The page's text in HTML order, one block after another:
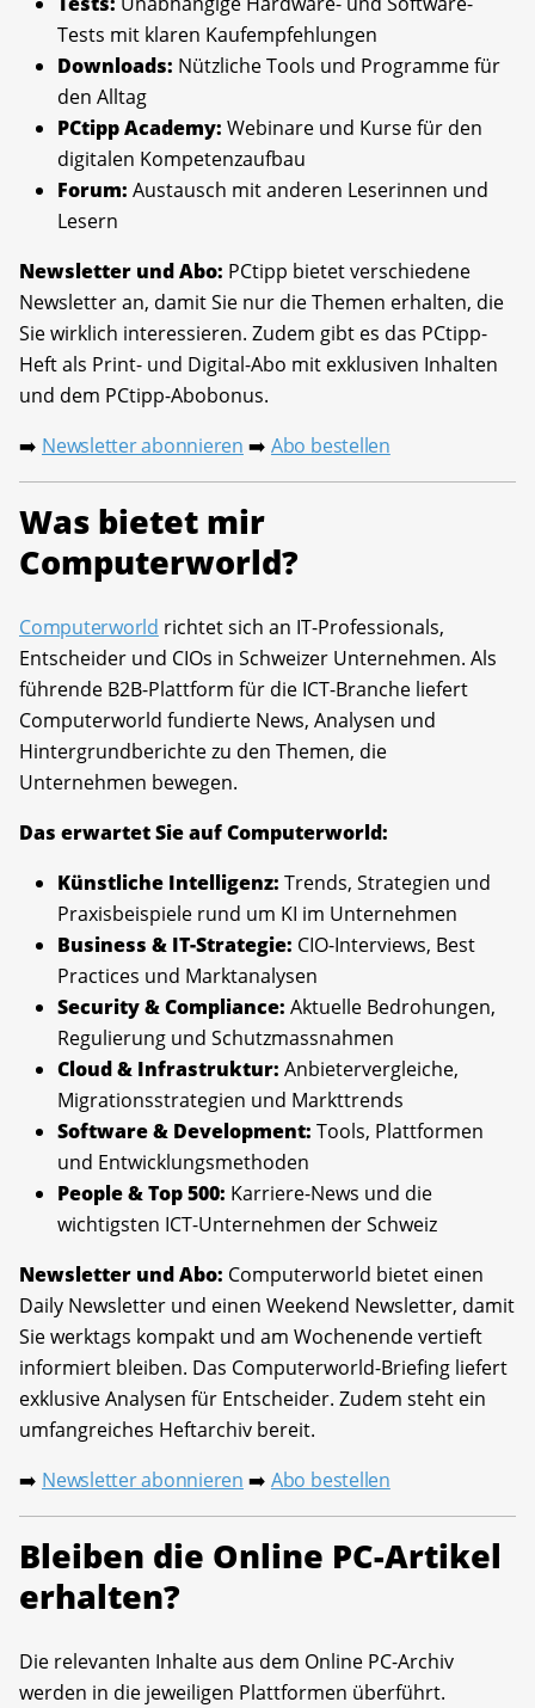
Tests mit klaren Kaufempfehlungen
Downloads: Nützliche Tools und Programme für
den Alltag
PCtipp Academy: Webinare und Kurse für den
digitalen Kompetenzaufbau
Forum: Austausch mit anderen Leserinnen und
Lesern
Newsletter und Abo: PCtipp bietet verschiedene
Newsletter an, damit Sie nur die Themen erhalten, die
Sie wirklich interessieren. Zudem gibt es das PCtipp-
Heft als Print- und Digital-Abo mit exklusiven Inhalten
und dem PCtipp-Abobonus.
➡️ Newsletter abonnieren ➡️ Abo bestellen
Was bietet mir
Computerworld?
Computerworld richtet sich an IT-Professionals,
Entscheider und CIOs in Schweizer Unternehmen. Als
führende B2B-Plattform für die ICT-Branche liefert
Computerworld fundierte News, Analysen und
Hintergrundberichte zu den Themen, die
Unternehmen bewegen.
Das erwartet Sie auf Computerworld:
Künstliche Intelligenz: Trends, Strategien und
Praxisbeispiele rund um KI im Unternehmen
Business & IT-Strategie: CIO-Interviews, Best
Practices und Marktanalysen
Security & Compliance: Aktuelle Bedrohungen,
Regulierung und Schutzmassnahmen
Cloud & Infrastruktur: Anbietervergleiche,
Migrationsstrategien und Markttrends
Software & Development: Tools, Plattformen
und Entwicklungsmethoden
People & Top 500: Karriere-News und die
wichtigsten ICT-Unternehmen der Schweiz
Newsletter und Abo: Computerworld bietet einen
Daily Newsletter und einen Weekend Newsletter, damit
Sie werktags kompakt und am Wochenende vertieft
informiert bleiben. Das Computerworld-Briefing liefert
exklusive Analysen für Entscheider. Zudem steht ein
umfangreiches Heftarchiv bereit.
➡️ Newsletter abonnieren ➡️ Abo bestellen
Bleiben die Online PC-Artikel
erhalten?
Die relevanten Inhalte aus dem Online PC-Archiv
werden in die jeweiligen Plattformen überführt.